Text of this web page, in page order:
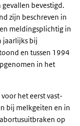
bevestigd.
zijn beschreven in
meldingsplichtig in
jaarlijks bij
en tussen 1994
in het
het eerst vast-
bij melkgeiten en in
op